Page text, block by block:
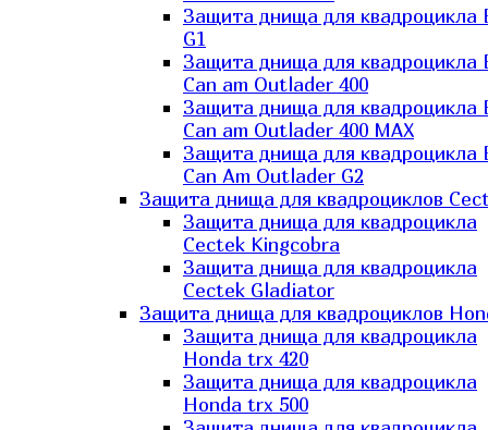
Защита днища для квадроцикла
G1
Защита днища для квадроцикла
Can am Outlader 400
Защита днища для квадроцикла
Can am Outlader 400 MAX
Защита днища для квадроцикла
Can Аm Outlader G2
Защита днища для квадроциклов
Защита днища для квадроцикла
Cectek Kingcobra
Защита днища для квадроцикла
Cectek Gladiator
Защита днища для квадроциклов
Защита днища для квадроцикла
Honda trx 420
Защита днища для квадроцикла
Honda trx 500